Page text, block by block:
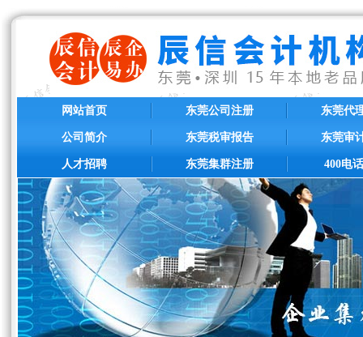
网站首页
公司简介
人才招聘
东莞公司注册
东莞税审报告
东莞集群注册
东莞代
东莞审
400电